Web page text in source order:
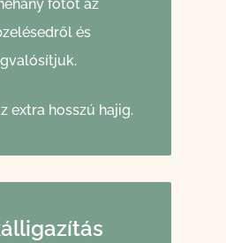
fotót az
és
extra hosszú hajig.